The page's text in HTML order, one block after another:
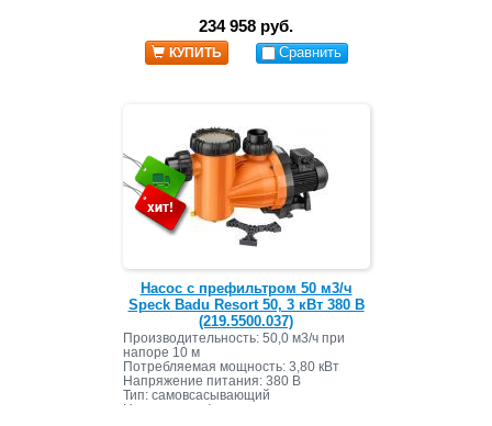
234 958 руб.
КУПИТЬ Сравнить
Насос с префильтром 50 м3/ч
Speck Badu Resort 50, 3 кВт 380 В
(219.5500.037)
Производительность: 50,0 м3/ч при
напоре 10 м
Потребляемая мощность: 3,80 кВт
Напряжение питания: 380 В
Тип: самовсасывающий
Наличие префильтра: нет